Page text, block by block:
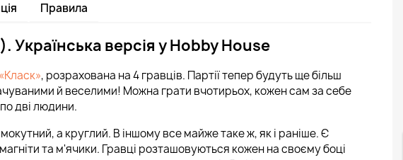
Правила
Українська версія у Hobby House
«Класк», розрахована на 4 гравців. Партії тепер будуть ще більш
й веселими! Можна грати вчотирьох, кожен сам за себе
дві людини.
а круглий. В іншому все майже таке ж, як і раніше. Є
та м'ячики. Гравці розташовуються кожен на своєму боці